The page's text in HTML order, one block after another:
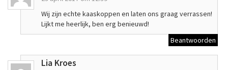
Wij zijn echte kaaskoppen en laten ons graag verrassen!
Lijkt me heerlijk, ben erg benieuwd!
Beantwoorden
Lia Kroes